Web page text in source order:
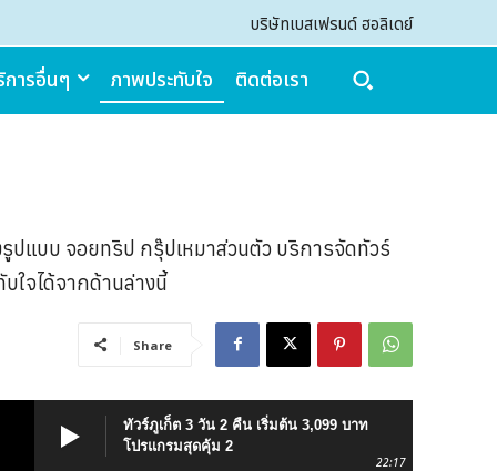
บริษัทเบสเฟรนด์ ฮอลิเดย์
การอื่นๆ ภาพประทับใจ ติดต่อเรา
ปแบบ จอยทริป กรุ๊ปเหมาส่วนตัว บริการจัดทัวร์
ใจได้จากด้านล่างนี้
Share
ทัวร์ภูเก็ต 3 วัน 2 คืน เริ่มต้น 3,099 บาท
โปรแกรมสุดคุ้ม 2
22:17